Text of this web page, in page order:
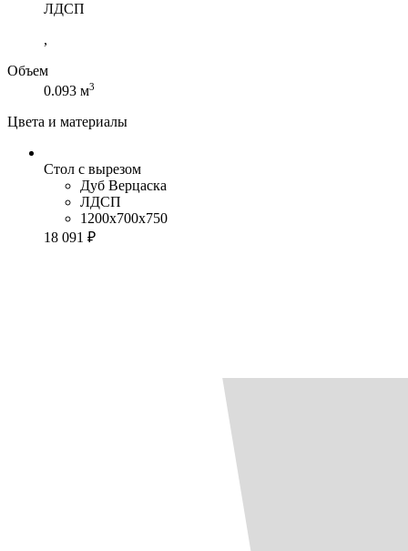
ЛДСП
,
Объем
0.093 м3
Цвета и материалы
Стол с вырезом
Дуб Верцаска
ЛДСП
1200x700x750
18 091 ₽